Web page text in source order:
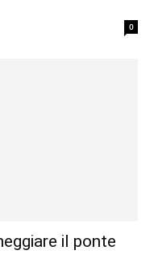
0
il ponte